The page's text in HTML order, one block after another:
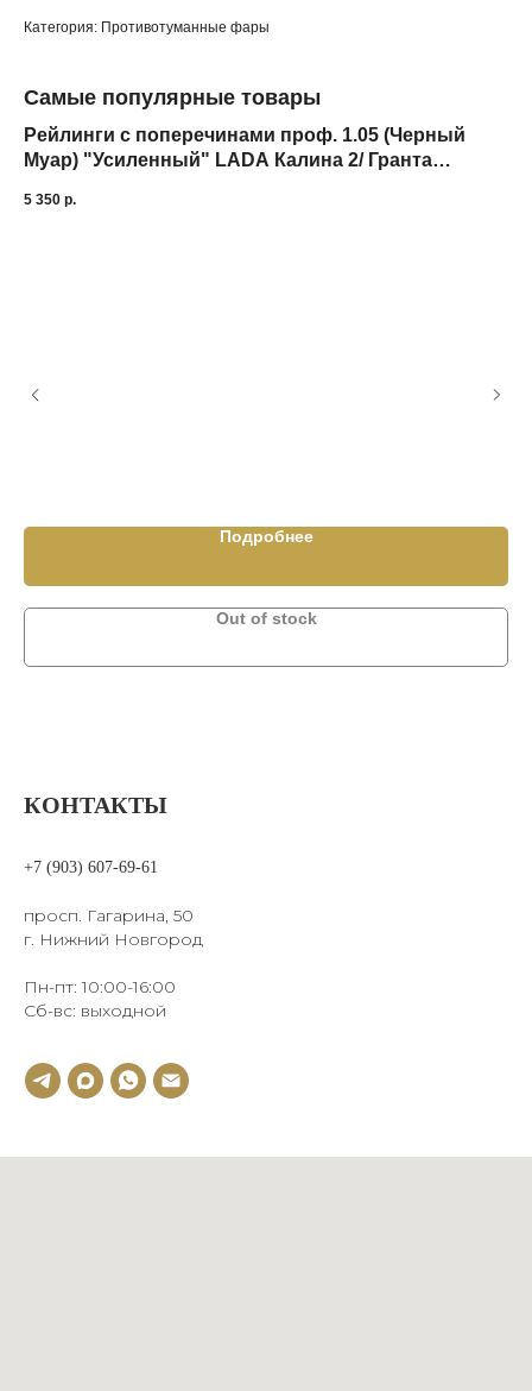
Категория: Противотуманные фары
Самые популярные товары
Рейлинги с поперечинами проф. 1.05 (Черный
Муар) "Усиленный" LADA Калина 2/ Гранта
5 350 р.
Подробнее
Out of stock
КОНТАКТЫ
+7 (903) 607-69-61
просп. Гагарина, 50
г. Нижний Новгород
Пн-пт: 10:00-16:00
Сб-вс: выходной